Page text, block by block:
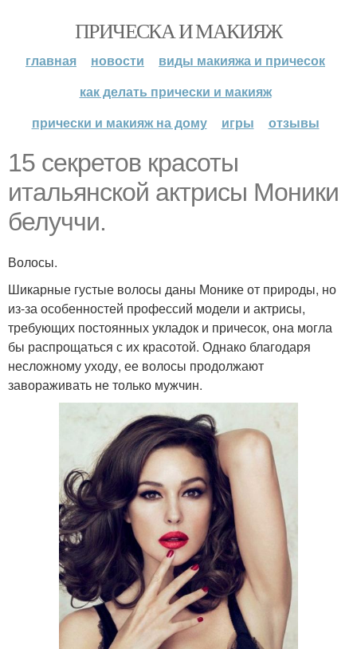
ПРИЧЕСКА И МАКИЯЖ
главная новости
виды макияжа и причесок
как делать прически и макияж
прически и макияж на дому
игры отзывы
15 секретов красоты
итальянской актрисы Моники
белуччи.
Волосы.
Шикарные густые волосы даны Монике от природы, но
из-за особенностей профессий модели и актрисы,
требующих постоянных укладок и причесок, она могла
бы распрощаться с их красотой. Однако благодаря
несложному уходу, ее волосы продолжают
завораживать не только мужчин.